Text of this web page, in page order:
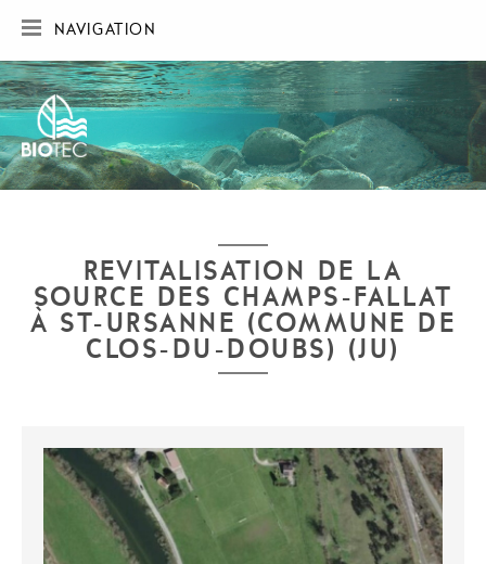
NAVIGATION
ACCUEIL
SOCIÉTÉ
RÉALISATIONS
CARTE DES RÉALISATIONS
CONTACT
REVITALISATION DE LA
SOURCE DES CHAMPS-FALLAT
À ST-URSANNE (COMMUNE DE
CLOS-DU-DOUBS) (JU)